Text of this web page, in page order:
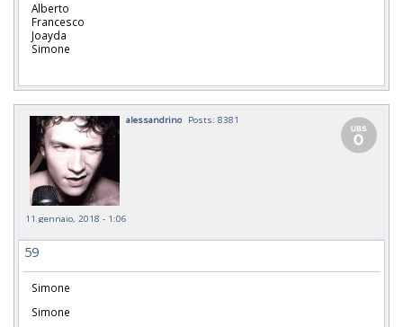
Alberto
Francesco
Joayda
Simone
alessandrino Posts: 8381
11 gennaio, 2018 - 1:06
59
Simone
Simone